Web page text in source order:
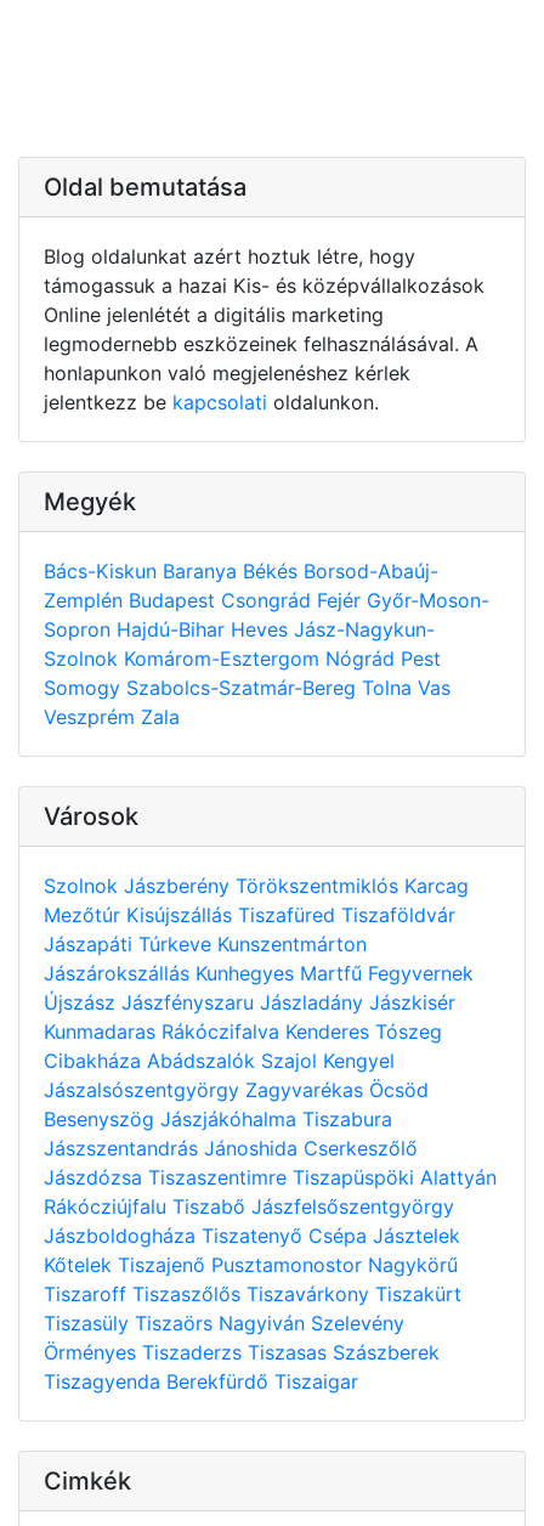
Oldal bemutatása
Blog oldalunkat azért hoztuk létre, hogy
támogassuk a hazai Kis- és középvállalkozások
Online jelenlétét a digitális marketing
legmodernebb eszközeinek felhasználásával. A
honlapunkon való megjelenéshez kérlek
jelentkezz be kapcsolati oldalunkon.
Megyék
Bács-Kiskun Baranya Békés Borsod-Abaúj-
Zemplén Budapest Csongrád Fejér Győr-Moson-
Sopron Hajdú-Bihar Heves Jász-Nagykun-
Szolnok Komárom-Esztergom Nógrád Pest
Somogy Szabolcs-Szatmár-Bereg Tolna Vas
Veszprém Zala
Városok
Szolnok Jászberény Törökszentmiklós Karcag
Mezőtúr Kisújszállás Tiszafüred Tiszaföldvár
Jászapáti Túrkeve Kunszentmárton
Jászárokszállás Kunhegyes Martfű Fegyvernek
Újszász Jászfényszaru Jászladány Jászkisér
Kunmadaras Rákóczifalva Kenderes Tószeg
Cibakháza Abádszalók Szajol Kengyel
Jászalsószentgyörgy Zagyvarékas Öcsöd
Besenyszög Jászjákóhalma Tiszabura
Jászszentandrás Jánoshida Cserkeszőlő
Jászdózsa Tiszaszentimre Tiszapüspöki Alattyán
Rákócziújfalu Tiszabő Jászfelsőszentgyörgy
Jászboldogháza Tiszatenyő Csépa Jásztelek
Kőtelek Tiszajenő Pusztamonostor Nagykörű
Tiszaroff Tiszaszőlős Tiszavárkony Tiszakürt
Tiszasüly Tiszaörs Nagyiván Szelevény
Örményes Tiszaderzs Tiszasas Szászberek
Tiszagyenda Berekfürdő Tiszaigar
Cimkék